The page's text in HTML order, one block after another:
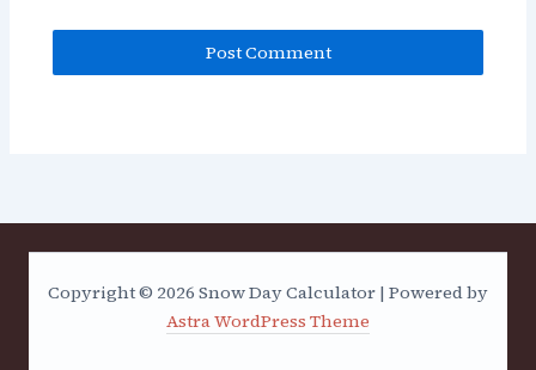
Copyright © 2026 Snow Day Calculator | Powered by
Astra WordPress Theme